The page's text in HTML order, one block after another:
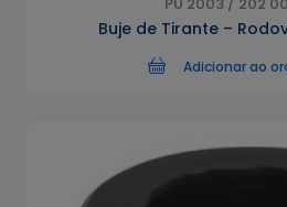
Buje de Tirante –
Adicionar ao